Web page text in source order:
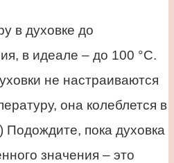
в духовке до
в идеале – до 100 °С.
не настраиваются
она колеблется в
Подождите, пока духовка
значения – это